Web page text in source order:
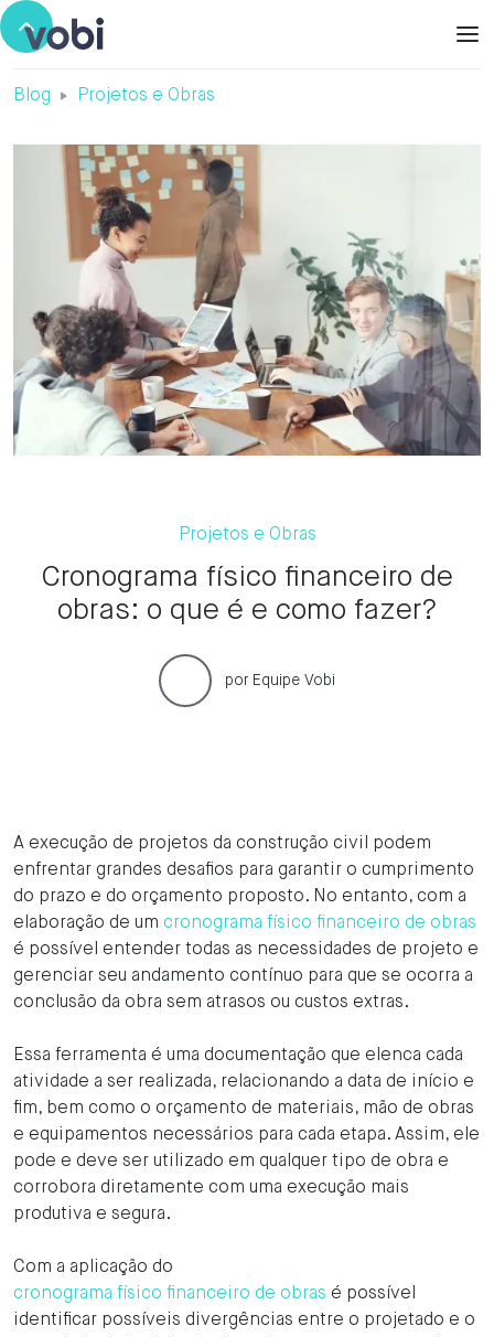
Blog Projetos e Obras
Projetos e Obras
Cronograma físico financeiro de
obras: o que é e como fazer?
por Equipe Vobi
A execução de projetos da construção civil podem
enfrentar grandes desafios para garantir o cumprimento
do prazo e do orçamento proposto. No entanto, com a
elaboração de um cronograma físico financeiro de obras
é possível entender todas as necessidades de projeto e
gerenciar seu andamento contínuo para que se ocorra a
conclusão da obra sem atrasos ou custos extras.
Essa ferramenta é uma documentação que elenca cada
atividade a ser realizada, relacionando a data de início e
fim, bem como o orçamento de materiais, mão de obras
e equipamentos necessários para cada etapa. Assim, ele
pode e deve ser utilizado em qualquer tipo de obra e
corrobora diretamente com uma execução mais
produtiva e segura.
Com a aplicação do
cronograma físico financeiro de obras é possível
identificar possíveis divergências entre o projetado e o